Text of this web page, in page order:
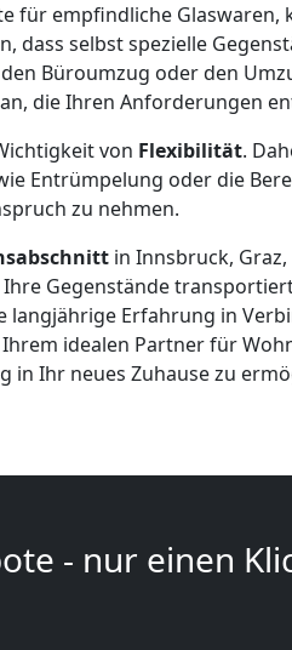
für empfindliche
dass selbst spezielle
Büroumzug oder den
die Ihren Anforderungen
von Flexibilität.
Entrümpelung oder die
zu nehmen.
in Innsbruck,
Gegenstände
langjährige Erfahrung in
idealen Partner für
in Ihr neues Zuhause zu
- nur einen